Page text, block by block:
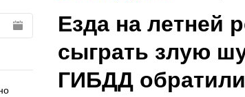
Езда на летней
сыграть злую
ГИБДД